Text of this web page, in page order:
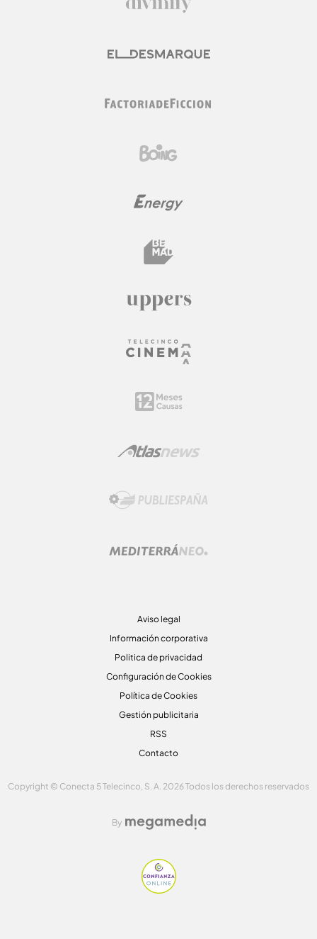
Aviso legal
Información corporativa
Politica de privacidad
Configuración de Cookies
Política de Cookies
Gestión publicitaria
RSS
Contacto
Copyright © Conecta 5 Telecinco, S. A. 2026 Todos los derechos reservados
By